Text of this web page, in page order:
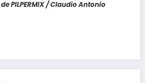
PILPERMIX / Claudio Antonio